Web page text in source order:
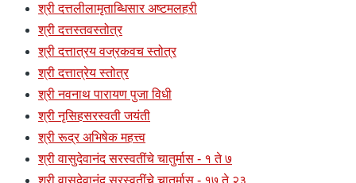
श्री दत्तलीलामृताब्धिसार अष्टमलहरी
श्री दत्तस्तवस्तोत्र
श्री दत्तात्रय वज्रकवच स्तोत्र
श्री दत्तात्रेय स्तोत्र
श्री नवनाथ पारायण पुजा विधी
श्री नृसिहसरस्वती जयंती
श्री रूद्र अभिषेक महत्त्व
श्री वासुदेवानंद सरस्वतींचे चातुर्मास - १ ते ७
श्री वासुदेवानंद सरस्वतींचे चातुर्मास - १७ ते २३